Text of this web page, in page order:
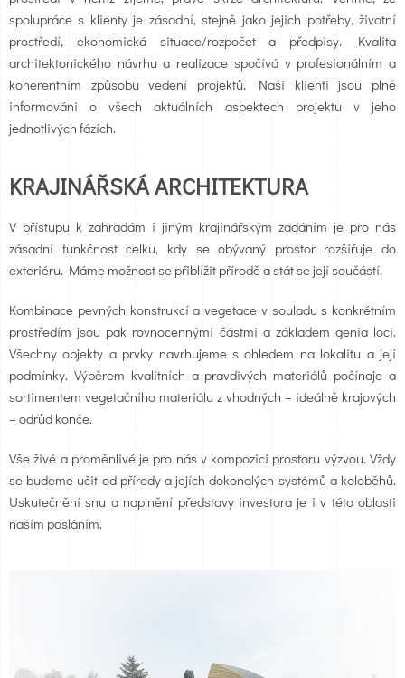
spolupráce s klienty je zásadní, stejně jako jejich potřeby, životní
prostředí, ekonomická situace/rozpočet a předpisy. Kvalita
architektonického návrhu a realizace spočívá v profesionálním a
koherentním způsobu vedení projektů. Naši klienti jsou plně
informováni o všech aktuálních aspektech projektu v jeho
jednotlivých fázích.
KRAJINÁŘSKÁ ARCHITEKTURA
V přístupu k zahradám i jiným krajinářským zadáním je pro nás
zásadní funkčnost celku, kdy se obývaný prostor rozšiřuje do
exteriéru. Máme možnost se přiblížit přírodě a stát se její součástí.
Kombinace pevných konstrukcí a vegetace v souladu s konkrétním
prostředím jsou pak rovnocennými částmi a základem genia loci.
Všechny objekty a prvky navrhujeme s ohledem na lokalitu a její
podmínky. Výběrem kvalitních a pravdivých materiálů počínaje a
sortimentem vegetačního materiálu z vhodných – ideálně krajových
– odrůd konče.
Vše živé a proměnlivé je pro nás v kompozici prostoru výzvou. Vždy
se budeme učit od přírody a jejích dokonalých systémů a koloběhů.
Uskutečnění snu a naplnění představy investora je i v této oblasti
naším posláním.